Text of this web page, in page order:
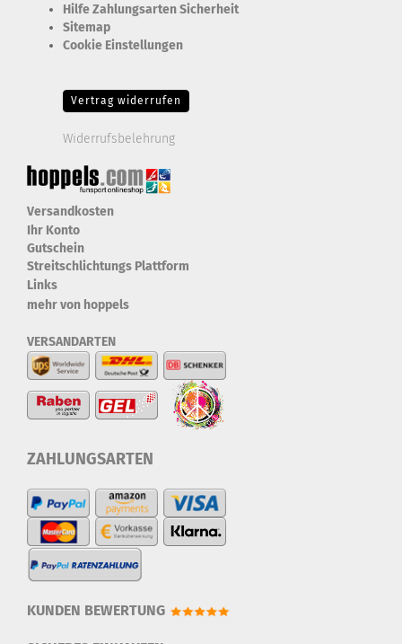
Hilfe Zahlungsarten Sicherheit
Sitemap
Cookie Einstellungen
Vertrag widerrufen
Widerrufsbelehrung
Versandkosten
Ihr Konto
Gutschein
Streitschlichtungs Plattform
Links
mehr von hoppels
VERSANDARTEN
ZAHLUNGSARTEN
KUNDEN BEWERTUNG